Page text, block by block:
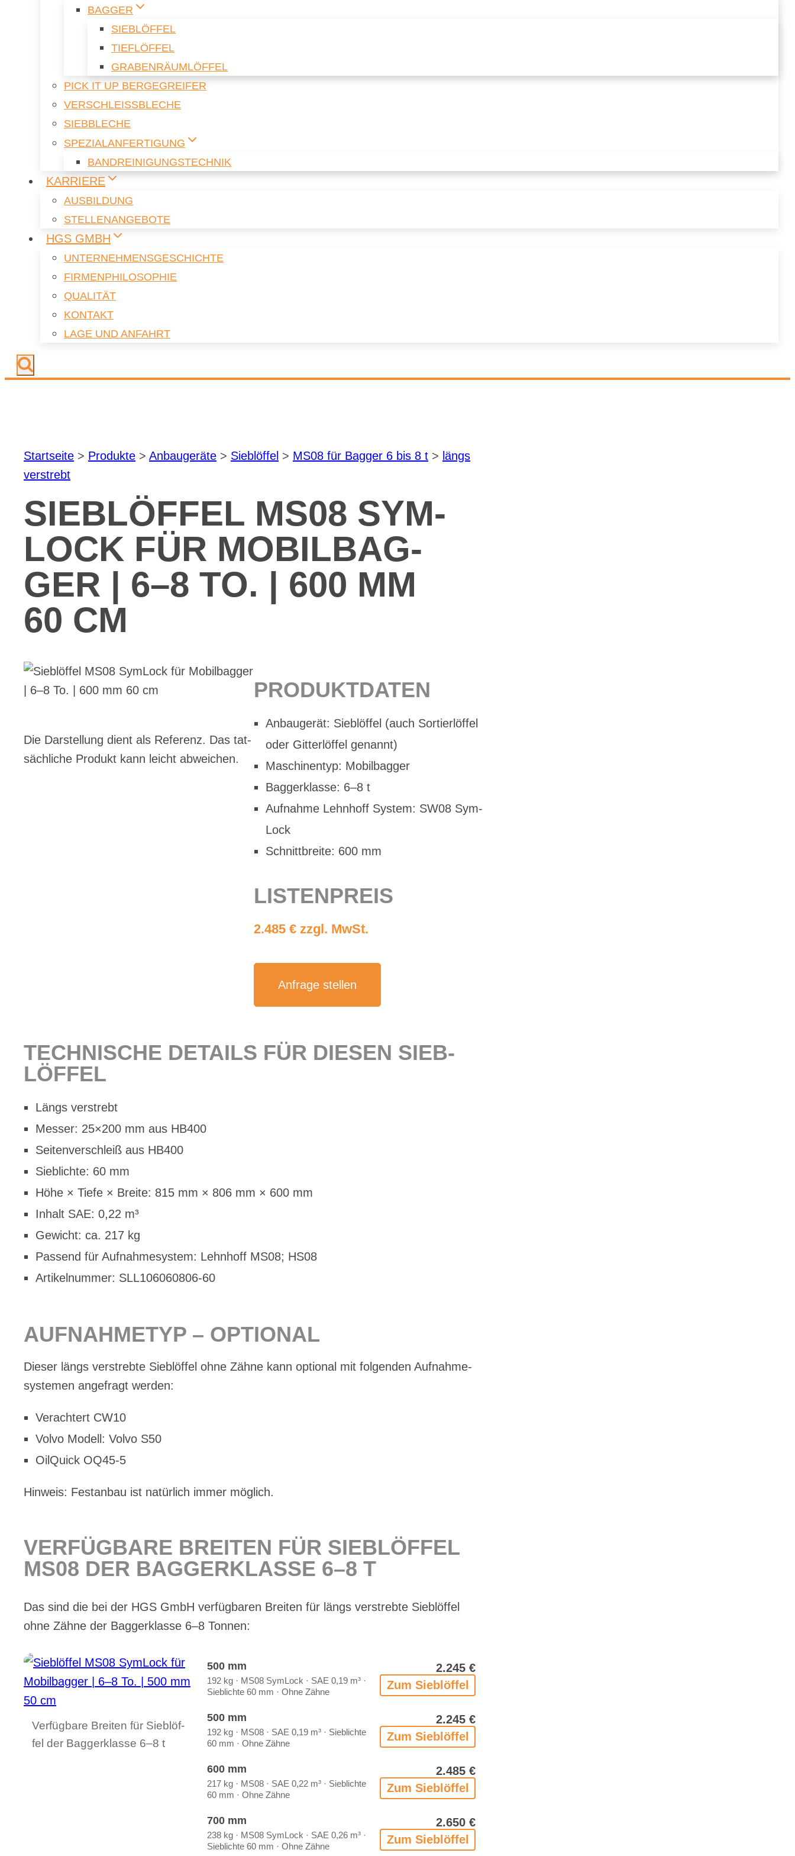
BAG­GER
SIEB­LÖF­FEL
TIEF­LÖF­FEL
GRA­BEN­RÄUM­LÖF­FEL
PICK IT UP BER­GE­G­REI­FER
VER­SCHLEISS­BLE­CHE
SIEB­BLE­CHE
SPE­ZI­AL­AN­FER­TI­GUNG
BAND­REI­NI­GUNGS­TECH­NIK
KAR­RIE­RE
AUS­BIL­DUNG
STEL­LEN­AN­GE­BO­TE
HGS GMBH
UN­TER­NEH­MENS­GE­SCHICH­TE
FIR­MEN­PHI­LO­SO­PHIE
QUA­LI­TÄT
KON­TAKT
LAGE UND AN­FAHRT
Start­sei­te > Pro­duk­te > An­bau­ge­rä­te > Sieb­löf­fel > MS08 für Bag­ger 6 bis 8 t > längs
ver­strebt
SIEB­LÖF­FEL MS08 SYM­
LOCK FÜR MO­BIL­BAG­
GER | 6–8 TO. | 600 MM
60 CM
Die Dar­stel­lung dient als Re­fe­renz. Das tat­
säch­li­che Pro­dukt kann leicht ab­wei­chen.
PRO­DUKT­DA­TEN
An­bau­ge­rät: Sieb­löf­fel (auch Sor­tier­löf­fel
oder Git­ter­löf­fel ge­nannt)
Ma­schi­nen­typ: Mo­bil­bag­ger
Bag­ger­klas­se: 6–8 t
Auf­nah­me Lehn­hoff Sys­tem: SW08 Sym­
Lock
Schnitt­brei­te: 600 mm
LIS­TEN­PREIS
2.485 € zzgl. MwSt.
An­fra­ge stel­len
TECH­NI­SCHE DE­TAILS FÜR DIE­SEN SIEB­
LÖF­FEL
Längs ver­strebt
Mes­ser: 25×200 mm aus HB400
Sei­ten­ver­schleiß aus HB400
Sieb­lich­te: 60 mm
Höhe × Tie­fe × Brei­te: 815 mm × 806 mm × 600 mm
In­halt SAE: 0,22 m³
Ge­wicht: ca. 217 kg
Pas­send für Auf­nah­me­sys­tem: Lehn­hoff MS08; HS08
Ar­ti­kel­num­mer: SLL106060806-60
AUF­NAH­ME­TYP – OP­TIO­NAL
Die­ser längs ver­streb­te Sieb­löf­fel ohne Zäh­ne kann op­tio­nal mit fol­gen­den Auf­nah­me­
sys­te­men an­ge­fragt wer­den:
Ver­ach­tert CW10
Vol­vo Mo­dell: Vol­vo S50
Oil­Quick OQ45‑5
Hin­weis: Fest­an­bau ist na­tür­lich im­mer mög­lich.
VER­FÜG­BA­RE BREI­TEN FÜR SIEB­LÖF­FEL
MS08 DER BAG­GER­KLAS­SE 6–8 T
Das sind die bei der HGS GmbH ver­füg­ba­ren Brei­ten für längs ver­streb­te Sieb­löf­fel
ohne Zäh­ne der Bag­ger­klas­se 6–8 Ton­nen:
Ver­füg­ba­re Brei­ten für Sieb­löf­
fel der Bag­ger­klas­se 6–8 t
500 mm
192 kg · MS08 Sym­Lock · SAE 0,19 m³ ·
Sieb­lich­te 60 mm · Ohne Zäh­ne
2.245 €
Zum Sieb­löf­fel
500 mm
192 kg · MS08 · SAE 0,19 m³ · Sieb­lich­te
60 mm · Ohne Zäh­ne
2.245 €
Zum Sieb­löf­fel
600 mm
217 kg · MS08 · SAE 0,22 m³ · Sieb­lich­te
60 mm · Ohne Zäh­ne
2.485 €
Zum Sieb­löf­fel
700 mm
238 kg · MS08 Sym­Lock · SAE 0,26 m³ ·
Sieb­lich­te 60 mm · Ohne Zäh­ne
2.650 €
Zum Sieb­löf­fel